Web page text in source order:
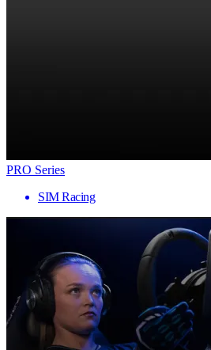
PRO Series
SIM Racing